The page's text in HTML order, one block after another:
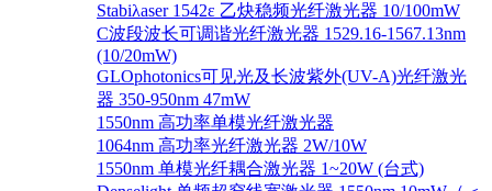
Stabiλaser 1542ε 乙炔稳频光纤激光器 10/100mW
C波段波长可调谐光纤激光器 1529.16-1567.13nm
(10/20mW)
GLOphotonics可见光及长波紫外(UV-A)光纤激光
器 350-950nm 47mW
1550nm 高功率单模光纤激光器
1064nm 高功率光纤激光器 2W/10W
1550nm 单模光纤耦合激光器 1~20W (台式)